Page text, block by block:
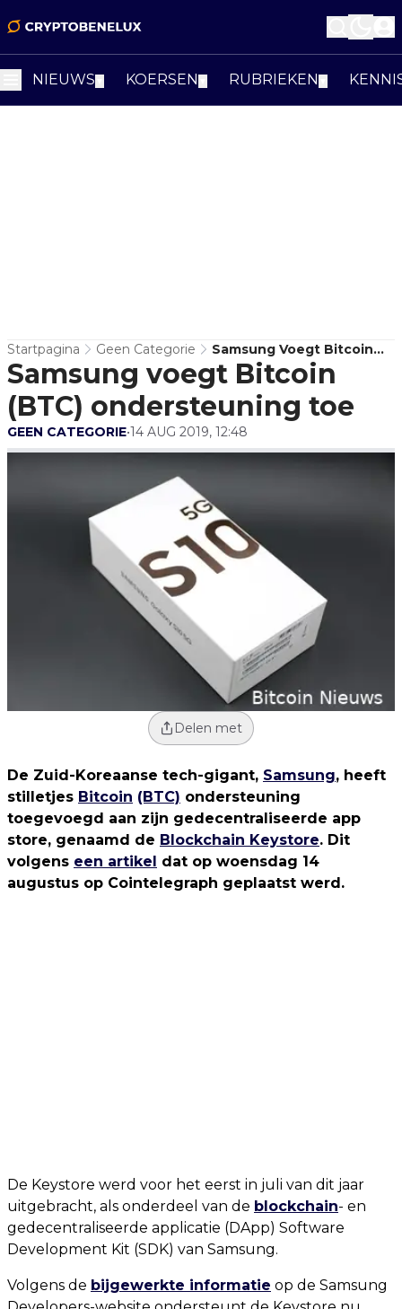
NIEUWS KOERSEN RUBRIEKEN
Startpagina Geen Categorie
Samsung Voegt Bitcoin
(BTC) Ondersteuning Toe
Samsung voegt Bitcoin
(BTC) ondersteuning toe
GEEN CATEGORIE•14 AUG 2019, 12:48
Delen met
De Zuid-Koreaanse tech-gigant, Samsung, heeft
stilletjes Bitcoin (BTC) ondersteuning
toegevoegd aan zijn gedecentraliseerde app
store, genaamd de Blockchain Keystore. Dit
volgens een artikel dat op woensdag 14
augustus op Cointelegraph geplaatst werd.
De Keystore werd voor het eerst in juli van dit jaar
uitgebracht, als onderdeel van de blockchain- en
gedecentraliseerde applicatie (DApp) Software
Development Kit (SDK) van Samsung.
Volgens de bijgewerkte informatie op de Samsung